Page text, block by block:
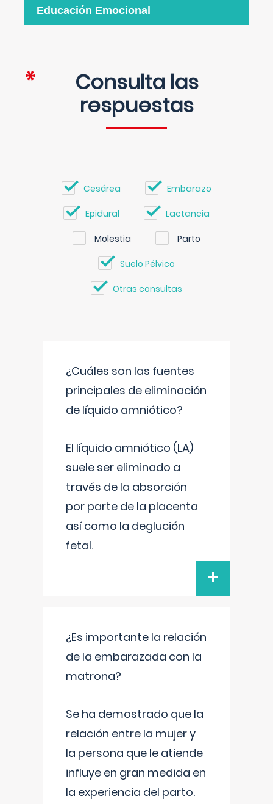
Educación Emocional
Consulta las
respuestas
Cesárea Embarazo
Epidural Lactancia
Molestia Parto
Suelo Pélvico
Otras consultas
¿Cuáles son las fuentes
principales de eliminación
de líquido amniótico?
El líquido amniótico (LA)
suele ser eliminado a
través de la absorción
por parte de la placenta
así como la deglución
fetal.
+
¿Es importante la relación
de la embarazada con la
matrona?
Se ha demostrado que la
relación entre la mujer y
la persona que le atiende
influye en gran medida en
la experiencia del parto.